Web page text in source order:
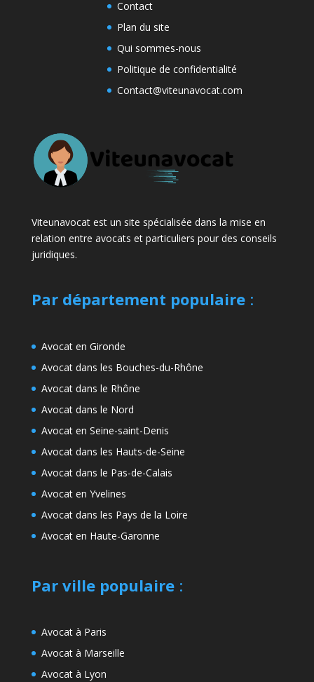
Contact
Plan du site
Qui sommes-nous
Politique de confidentialité
Contact@viteunavocat.com
Viteunavocat est un site spécialisée dans la mise en
relation entre avocats et particuliers pour des conseils
juridiques.
Par département populaire:
Avocat en Gironde
Avocat dans les Bouches-du-Rhône
Avocat dans le Rhône
Avocat dans le Nord
Avocat en Seine-saint-Denis
Avocat dans les Hauts-de-Seine
Avocat dans le Pas-de-Calais
Avocat en Yvelines
Avocat dans les Pays de la Loire
Avocat en Haute-Garonne
Par ville populaire:
Avocat à Paris
Avocat à Marseille
Avocat à Lyon